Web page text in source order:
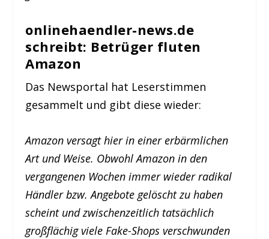
onlinehaendler-news.de
schreibt: Betrüger fluten
Amazon
Das Newsportal hat Leserstimmen
gesammelt und gibt diese wieder:
Amazon versagt hier in einer erbärmlichen
Art und Weise. Obwohl Amazon in den
vergangenen Wochen immer wieder radikal
Händler bzw. Angebote gelöscht zu haben
scheint und zwischenzeitlich tatsächlich
großflächig viele Fake-Shops verschwunden